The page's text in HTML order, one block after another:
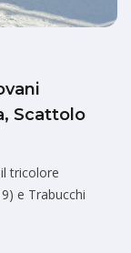
Scattolo
tricolore
e Trabucchi